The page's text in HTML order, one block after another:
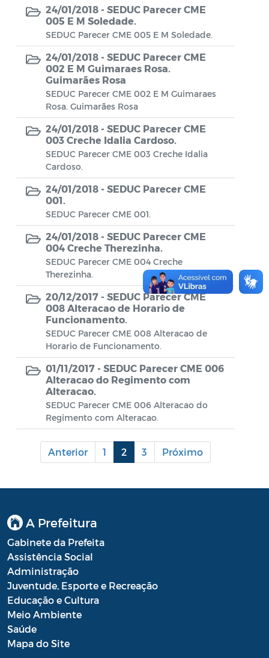
Conselho Municipal de Saúde
Conselho Municipal de Turismo
Conselho Municipal do Desenvolvimento
Sustentável Rural e Pesqueiro de
Araruama – COMDESURP-AR
Conselho Municipal do Idoso (COMID)
Conselho Municipal do Meio Ambiente -
Conselho Municipal dos Direitos da
Criança e do Adolescente de Araruama -
CMDCAA
Contratos
Convênio
Convocação
Diário oficial
Editais
Emendas Parlamentares
Extrato de Contratos
Extrato de Inexigibilidade
Intimação
JARI - Junta Recursos de Infração de
Licenças Específicas
Portal do Contribuinte
24/01/2018 - SEDUC Parecer CME
005 E M Soledade.
SEDUC Parecer CME 005 E M Soledade.
24/01/2018 - SEDUC Parecer CME
002 E M Guimaraes Rosa.
Guimarães Rosa
SEDUC Parecer CME 002 E M Guimaraes
Rosa. Guimarães Rosa
24/01/2018 - SEDUC Parecer CME
003 Creche Idalia Cardoso.
SEDUC Parecer CME 003 Creche Idalia
Cardoso.
24/01/2018 - SEDUC Parecer CME
001.
SEDUC Parecer CME 001.
24/01/2018 - SEDUC Parecer CME
004 Creche Therezinha.
SEDUC Parecer CME 004 Creche
Therezinha.
20/12/2017 - SEDUC Parecer CME
008 Alteracao de Horario de
Funcionamento.
SEDUC Parecer CME 008 Alteracao de
Horario de Funcionamento.
01/11/2017 - SEDUC Parecer CME 006
Alteracao do Regimento com
Alteracao.
SEDUC Parecer CME 006 Alteracao do
Regimento com Alteracao.
Anterior 1 2 3 Próximo
A Prefeitura
Gabinete da Prefeita
Assistência Social
Administração
Juventude, Esporte e Recreação
Educação e Cultura
Meio Ambiente
Saúde
Mapa do Site